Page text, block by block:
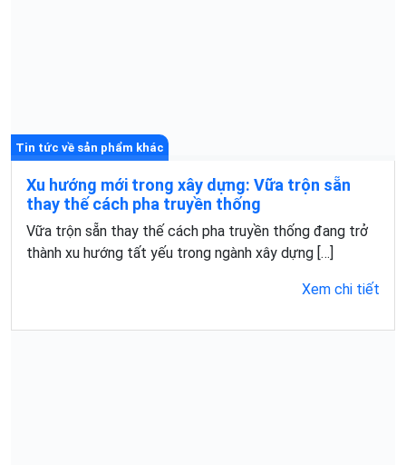
Tin tức về sản phẩm khác
Xu hướng mới trong xây dựng: Vữa trộn sẵn
thay thế cách pha truyền thống
Vữa trộn sẵn thay thế cách pha truyền thống đang trở
thành xu hướng tất yếu trong ngành xây dựng […]
Xem chi tiết